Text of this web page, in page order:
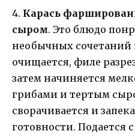
4. Карась
сыром. Это блюдо
необычных сочетаний
очищается, филе
затем начиняется
грибами и тертым
сворачивается и
готовности.